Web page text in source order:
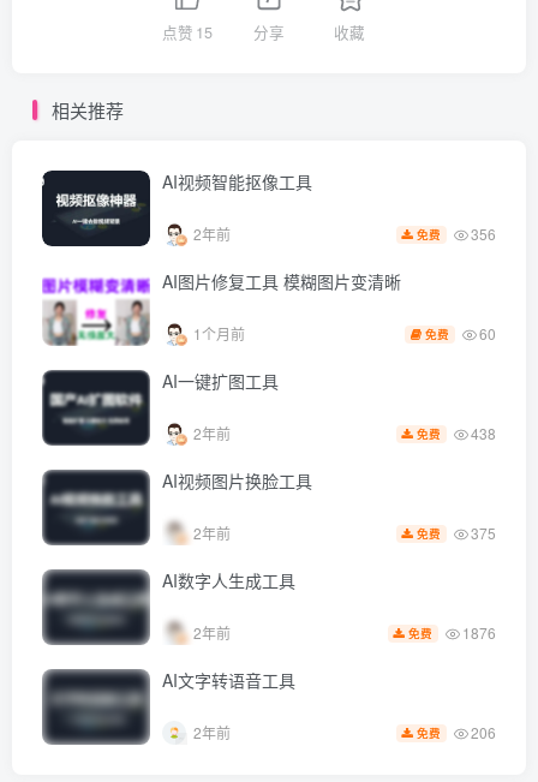
点赞 15 分享 收藏
相关推荐
AI视频智能抠像工具
2年前 免费 356
AI图片修复工具 模糊图片变清晰
1个月前 免费 60
AI一键扩图工具
2年前 免费 438
AI视频图片换脸工具
2年前 免费 375
AI数字人生成工具
2年前 免费 1876
AI文字转语音工具
2年前 免费 206